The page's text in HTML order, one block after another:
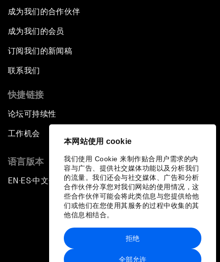
本网站使用 cookie
我们使用 Cookie 来制作贴合用户需求的内
容与广告、提供社交媒体功能以及分析我们
的流量。我们还会与社交媒体、广告和分析
合作伙伴分享您对我们网站的使用情况，这
些合作伙伴可能会将此类信息与您提供给他
们或他们在您使用其服务的过程中收集的其
他信息相结合。
全部允许
拒绝
成为我们的合作伙伴
成为我们的会员
订阅我们的新闻稿
联系我们
快捷链接
论坛可持续性
工作机会
语言版本
EN ▪ ES▪中文▪ 日本語